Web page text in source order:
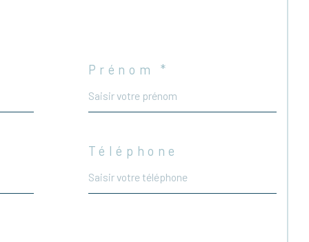
Prénom *
Téléphone